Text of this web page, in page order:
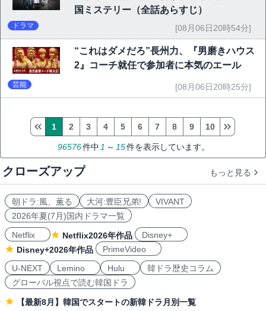
国ミステリー（全話あらすじ）
ドラマ [08月06日20時54分]
“これはダメだろ”長州力、『男磨きハウス
2』コーチ就任で参加者に本気のエール
芸能 [08月06日20時25分]
96576件中 1 ～ 15件を表示しています。
1 2 3 4 5 6 7 8 9 10
クローズアップ もっと見る
朝ドラ:風、薫る 大河:豊臣兄弟!
VIVANT
2026年夏(7月)国内ドラマ一覧
Netflix
Netflix2026年作品
Disney+
Disney+2026年作品
PrimeVideo
U-NEXT
Lemino Hulu
韓ドラ歴史コラム
グローバル視点で読む韓国ドラ
【最新8月】韓国でスタートの新韓ドラ月別一覧